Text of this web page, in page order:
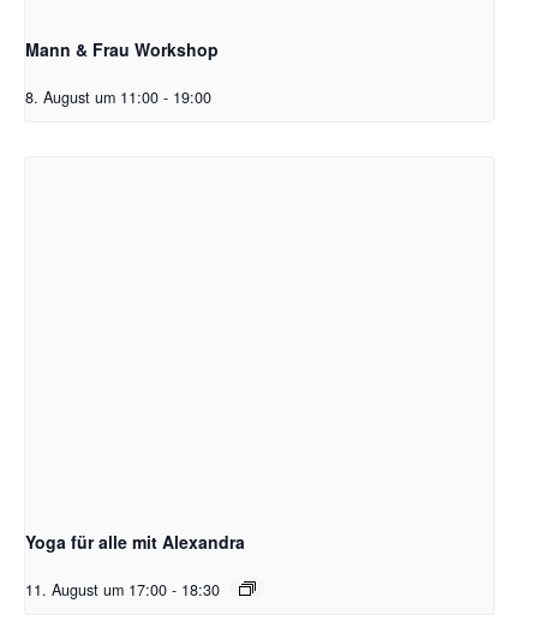
Mann & Frau Workshop
8. August um 11:00 - 19:00
Yoga für alle mit Alexandra
11. August um 17:00 - 18:30